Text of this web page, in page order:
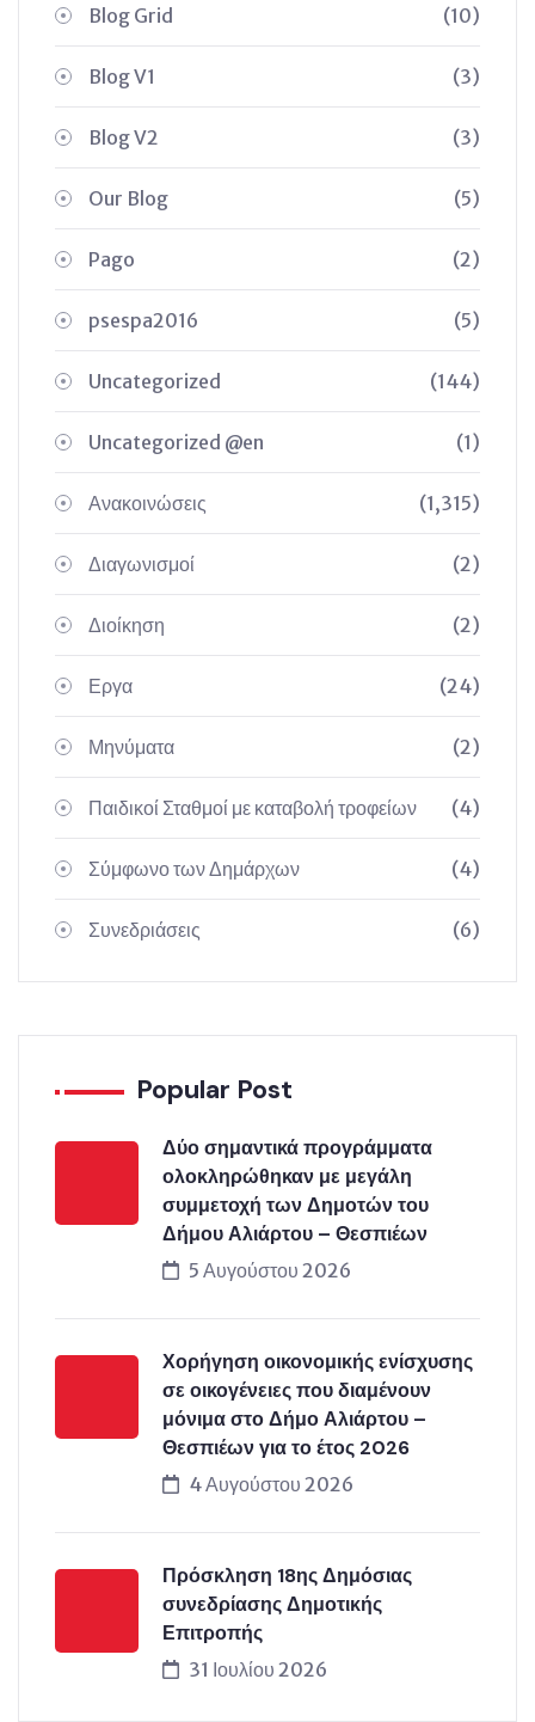
Blog Grid (10)
Blog V1 (3)
Blog V2 (3)
Our Blog (5)
Pago (2)
psespa2016 (5)
Uncategorized (144)
Uncategorized @en (1)
Ανακοινώσεις (1,315)
Διαγωνισμοί (2)
Διοίκηση (2)
Εργα (24)
Μηνύματα (2)
Παιδικοί Σταθμοί με καταβολή τροφείων (4)
Σύμφωνο των Δημάρχων (4)
Συνεδριάσεις (6)
Popular Post
Δύο σημαντικά προγράμματα
ολοκληρώθηκαν με μεγάλη
συμμετοχή των Δημοτών του
Δήμου Αλιάρτου – Θεσπιέων
5 Αυγούστου 2026
Χορήγηση οικονομικής ενίσχυσης
σε οικογένειες που διαμένουν
μόνιμα στο Δήμο Αλιάρτου –
Θεσπιέων για το έτος 2026
4 Αυγούστου 2026
Πρόσκληση 18ης Δημόσιας
συνεδρίασης Δημοτικής
Επιτροπής
31 Ιουλίου 2026